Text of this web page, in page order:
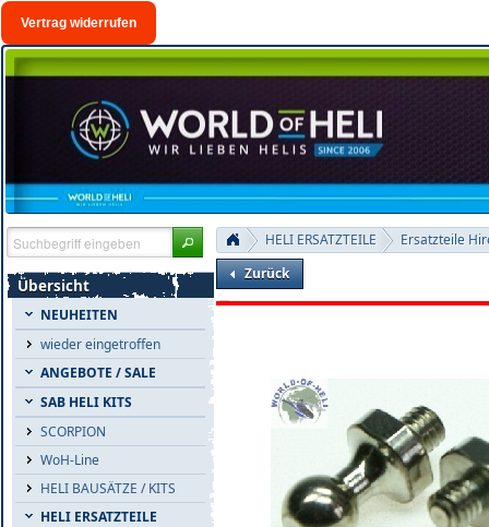
Vertrag widerrufen
Übersicht
NEUHEITEN
wieder eingetroffen
ANGEBOTE / SALE
SAB HELI KITS
SCORPION
WoH-Line
HELI BAUSÄTZE / KITS
HELI ERSATZTEILE
HELI ERSATZTEILE
Ersatzteile
Zurück